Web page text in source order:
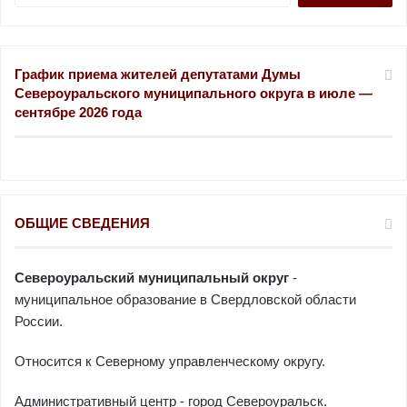
:
График приема жителей депутатами Думы
Североуральского муниципального округа в июле —
сентябре 2026 года
ОБЩИЕ СВЕДЕНИЯ
Североуральский муниципальный округ -
муниципальное образование в Свердловской области
России.
Относится к Северному управленческому округу.
Административный центр - город Североуральск.